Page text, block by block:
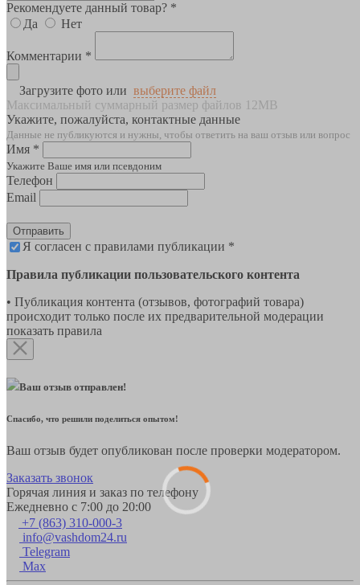
Рекомендуете данный товар? *
Да
Нет
Комментарии *
Загрузите фото или выберите файл
Максимальный суммарный размер файлов 12MB
Укажите, пожалуйста, контактные данные
Данные не публикуются и нужны, чтобы ответить на ваш отзыв или вопрос
Имя *
Укажите Ваше имя или псевдоним
Телефон
Email
Отправить
Я согласен с правилами публикации *
Правила публикации пользовательского контента
• Публикация контента (отзывов, фотографий товара)
происходит только после их предварительной модерации
показать правила
Ваш отзыв отправлен!
Спасибо, что решили поделиться опытом!
Ваш отзыв будет опубликован после проверки модератором.
Заказать звонок
Горячая линия и заказ по телефону
Ежедневно с 7:00 до 20:00
+7 (863) 310-000-3
info@vashdom24.ru
Telegram
Max